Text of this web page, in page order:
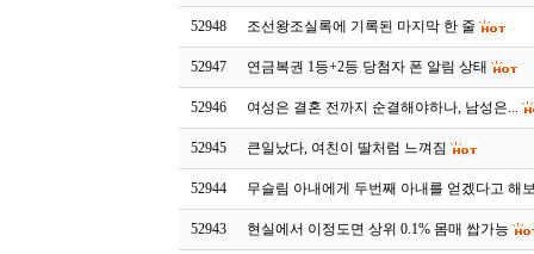
52948 조선왕조실록에 기록된 마지막 한 줄
52947 연금복권 1등+2등 당첨자 폰 알림 상태
52946 여성은 결혼 전까지 순결해야하나, 남성은...
52945 큰일났다, 여친이 딸처럼 느껴짐
52944 무슬림 아내에게 두번째 아내를 얻겠다고 해
52943 현실에서 이정도면 상위 0.1% 몸매 쌉가능